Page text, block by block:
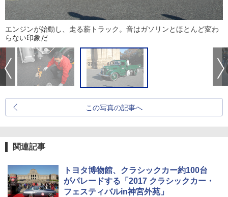
エンジンが始動し、走る薪トラック。音はガソリンとほとんど変わ
らない印象だ
この写真の記事へ
関連記事
トヨタ博物館、クラシックカー約100台
がパレードする「2017 クラシックカー・
フェスティバルin神宮外苑」